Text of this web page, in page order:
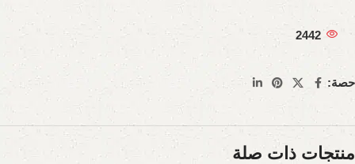
2442
حصة:
منتجات ذات صلة